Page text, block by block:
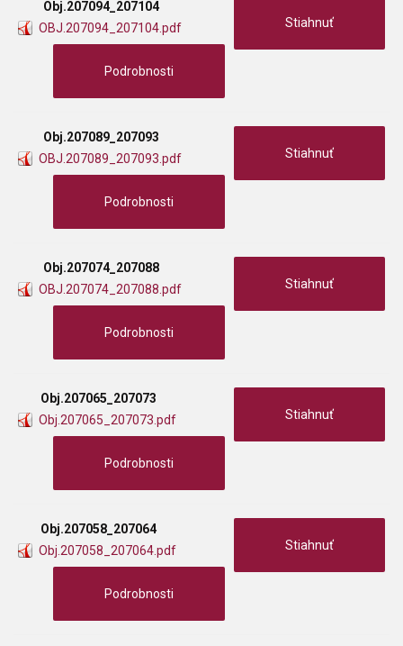
Obj.207094_207104
OBJ.207094_207104.pdf
Stiahnuť
Podrobnosti
Obj.207089_207093
OBJ.207089_207093.pdf
Stiahnuť
Podrobnosti
Obj.207074_207088
OBJ.207074_207088.pdf
Stiahnuť
Podrobnosti
Obj.207065_207073
Obj.207065_207073.pdf
Stiahnuť
Podrobnosti
Obj.207058_207064
Obj.207058_207064.pdf
Stiahnuť
Podrobnosti